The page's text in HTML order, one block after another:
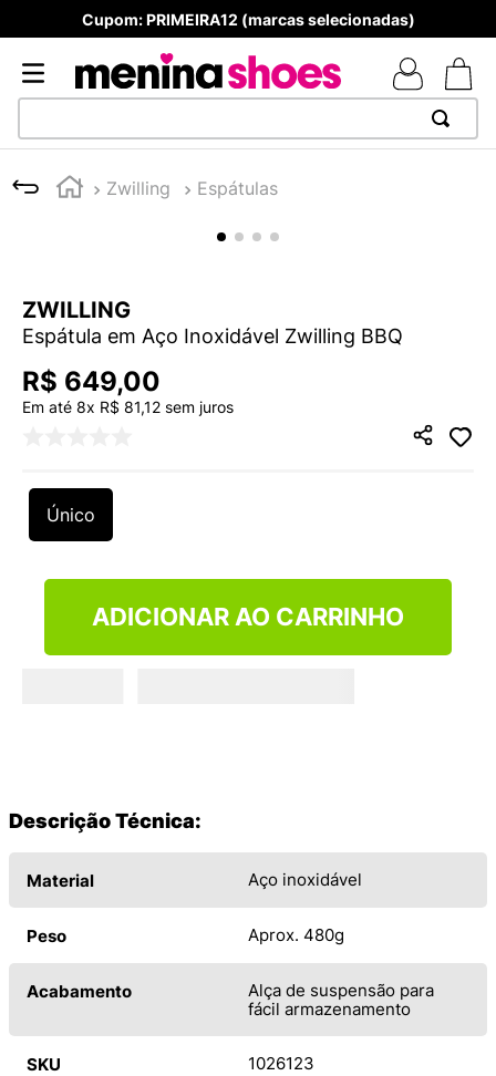
Cupom: PRIMEIRA12 (marcas selecionadas)
Zwilling Espátulas
ZWILLING
Espátula em Aço Inoxidável Zwilling BBQ
R$ 649,00
Em até 8x R$ 81,12 sem juros
Único
ADICIONAR AO CARRINHO
Descrição Técnica:
Material Aço inoxidável
Peso Aprox. 480g
Acabamento
Alça de suspensão para
fácil armazenamento
SKU 1026123
1
TÊNIS NEWS BALANCE 530
4º
MELISSAS MINI BABY
5º
ADIDAS
6º
SAMBA
º
VANS TÊNIS VANS ULTRARANGE
10º NEW BALANCE 204L